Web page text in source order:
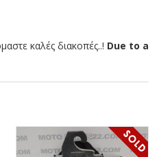
καλές διακοπές..! Due to a